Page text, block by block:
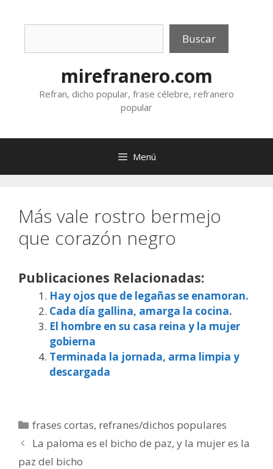
Buscar
mirefranero.com
Refran, dicho popular, frase célebre, refranero
popular
Menú
Más vale rostro bermejo
que corazón negro
Publicaciones Relacionadas:
Hay ojos que de legañas se enamoran.
Cada día gallina, amarga la cocina.
El hombre en su casa reina y la mujer
gobierna
Terminada la jornada, arma limpia y
descargada
Categorías
frases cortas, refranes/dichos populares
La paloma es el bicho de paz, y la mujer es la
paz del bicho